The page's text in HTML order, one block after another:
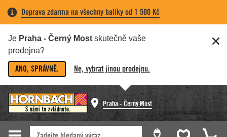
Doprava zdarma na všechny balíky od 1 500 Kč
Je Praha - Černý Most skutečně vaše
prodejna?
ANO, SPRÁVNĚ. Ne, vybrat jinou prodejnu.
Praha - Černý Most